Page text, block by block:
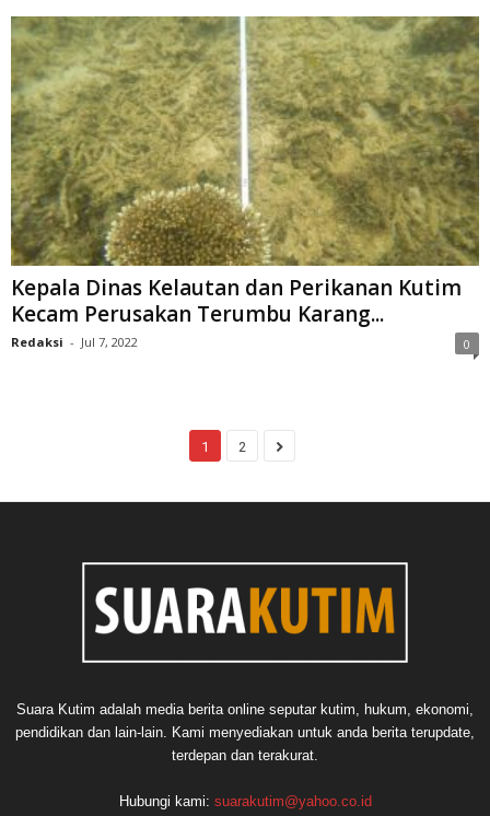
Kepala Dinas Kelautan dan Perikanan Kutim
Kecam Perusakan Terumbu Karang...
Redaksi - Jul 7, 2022 0
1 2
Suara Kutim adalah media berita online seputar kutim, hukum, ekonomi,
pendidikan dan lain-lain. Kami menyediakan untuk anda berita terupdate,
terdepan dan terakurat.
Hubungi kami: suarakutim@yahoo.co.id